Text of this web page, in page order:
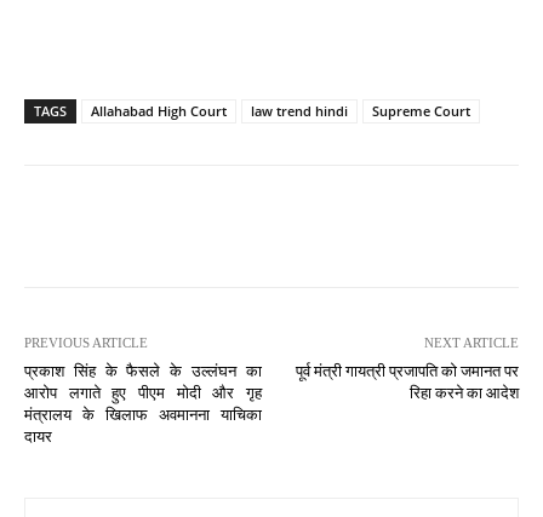
TAGS Allahabad High Court law trend hindi Supreme Court
PREVIOUS ARTICLE
प्रकाश सिंह के फैसले के उल्लंघन का
आरोप लगाते हुए पीएम मोदी और गृह
मंत्रालय के खिलाफ अवमानना ​​याचिका
दायर
NEXT ARTICLE
पूर्व मंत्री गायत्री प्रजापति को जमानत पर
रिहा करने का आदेश